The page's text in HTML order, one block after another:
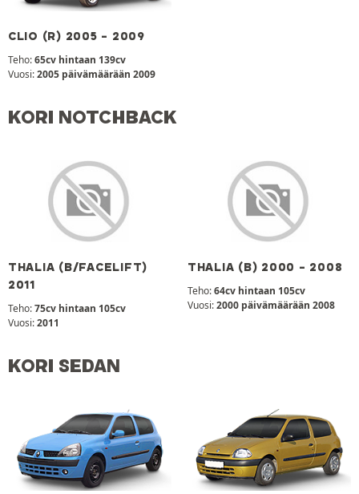
CLIO (R) 2005 - 2009
Teho:65cv hintaan 139cv
Vuosi:2005 päivämäärään 2009
KORI NOTCHBACK
THALIA (B/FACELIFT)
2011
Teho:75cv hintaan 105cv
Vuosi:2011
THALIA (B) 2000 - 2008
Teho:64cv hintaan 105cv
Vuosi:2000 päivämäärään 2008
KORI SEDAN